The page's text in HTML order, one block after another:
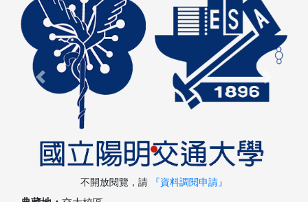
管理者登入
Previous Next
不開放閱覽，請 『資料調閱申請』